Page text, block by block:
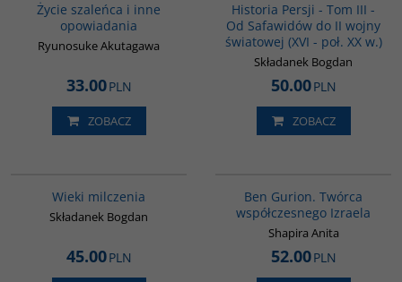
Życie szaleńca i inne
opowiadania
Ryunosuke Akutagawa
33.00PLN
ZOBACZ
Historia Persji - Tom III -
Od Safawidów do II wojny
światowej (XVI - poł. XX w.)
Składanek Bogdan
50.00PLN
ZOBACZ
Wieki milczenia
Składanek Bogdan
45.00PLN
Ben Gurion. Twórca
współczesnego Izraela
Shapira Anita
52.00PLN